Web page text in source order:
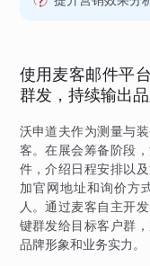
使用麦客邮件平
群发，持续输出
沃申道夫作为测量与
客。在展会筹备阶段
件，介绍日程安排以
加官网地址和询价方
人。通过麦客自主开
键群发给目标客户群
品牌形象和业务实力。